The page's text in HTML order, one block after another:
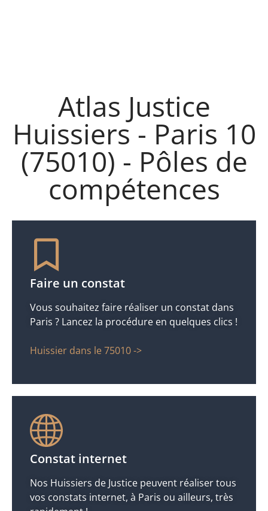
Atlas Justice
Huissiers - Paris 10
(75010) - Pôles de
compétences
Faire un constat
Vous souhaitez faire réaliser un constat dans
Paris ? Lancez la procédure en quelques clics !
Huissier dans le 75010 ->
Constat internet
Nos Huissiers de Justice peuvent réaliser tous
vos constats internet, à Paris ou ailleurs, très